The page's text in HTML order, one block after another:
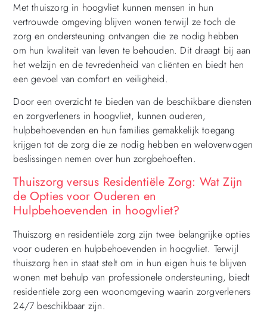
Met thuiszorg in hoogvliet kunnen mensen in hun
vertrouwde omgeving blijven wonen terwijl ze toch de
zorg en ondersteuning ontvangen die ze nodig hebben
om hun kwaliteit van leven te behouden. Dit draagt bij aan
het welzijn en de tevredenheid van cliënten en biedt hen
een gevoel van comfort en veiligheid.
Door een overzicht te bieden van de beschikbare diensten
en zorgverleners in hoogvliet, kunnen ouderen,
hulpbehoevenden en hun families gemakkelijk toegang
krijgen tot de zorg die ze nodig hebben en weloverwogen
beslissingen nemen over hun zorgbehoeften.
Thuiszorg versus Residentiële Zorg: Wat Zijn
de Opties voor Ouderen en
Hulpbehoevenden in hoogvliet?
Thuiszorg en residentiële zorg zijn twee belangrijke opties
voor ouderen en hulpbehoevenden in hoogvliet. Terwijl
thuiszorg hen in staat stelt om in hun eigen huis te blijven
wonen met behulp van professionele ondersteuning, biedt
residentiële zorg een woonomgeving waarin zorgverleners
24/7 beschikbaar zijn.